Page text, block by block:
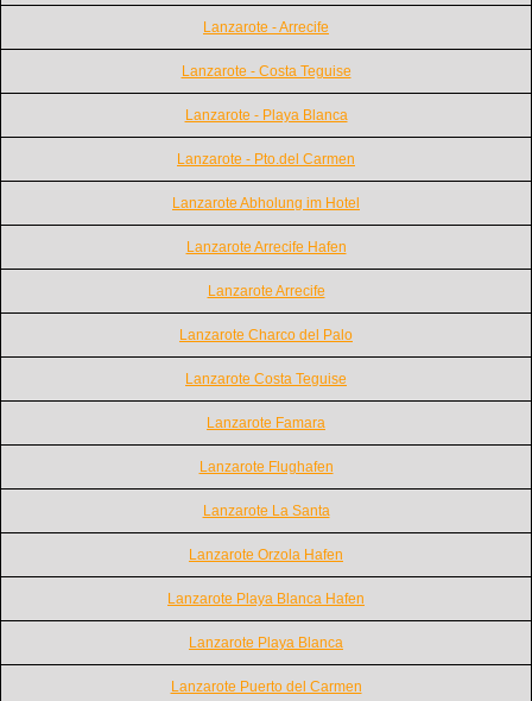
Lanzarote - Arrecife
Lanzarote - Costa Teguise
Lanzarote - Playa Blanca
Lanzarote - Pto.del Carmen
Lanzarote Abholung im Hotel
Lanzarote Arrecife Hafen
Lanzarote Arrecife
Lanzarote Charco del Palo
Lanzarote Costa Teguise
Lanzarote Famara
Lanzarote Flughafen
Lanzarote La Santa
Lanzarote Orzola Hafen
Lanzarote Playa Blanca Hafen
Lanzarote Playa Blanca
Lanzarote Puerto del Carmen